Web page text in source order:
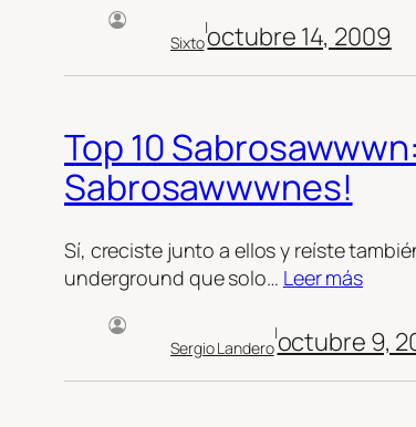
Sixto
|octubre 14, 2009
Top 10
Sabrosawwwnes!
Sí, creciste junto a ellos y reíste
underground que solo… Leer más
Sergio Landero
|octubre 9,